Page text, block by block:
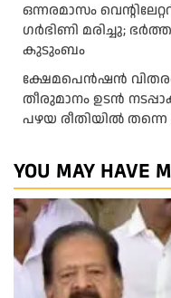
ഒന്നരമാസം
ഗർഭിണി മരിച്ചു;
കുടുംബം
ക്ഷേമപെൻഷൻ
തീരുമാനം ഉടൻ
പഴയ രീതിയിൽ
YOU MAY HAVE